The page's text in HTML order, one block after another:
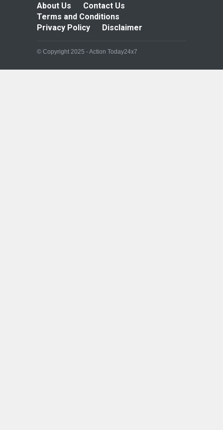
About Us
Contact Us
Terms and Conditions
Privacy Policy
Disclaimer
© Copyright 2025 - Action Today24x7